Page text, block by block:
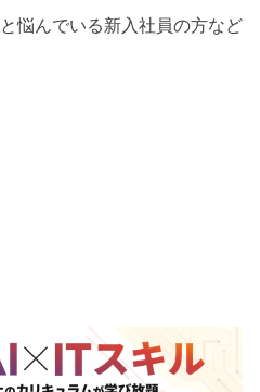
悩んでいる新入社員の方など